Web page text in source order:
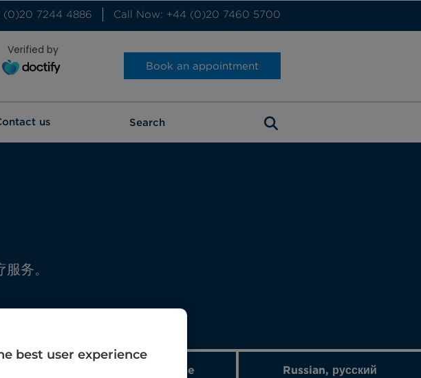
(0)20 7244 4886 Call Now: +44 (0)20 7460 5700
Verified by
Book an appointment
us
务。
French, Française Russian, русский
best user experience